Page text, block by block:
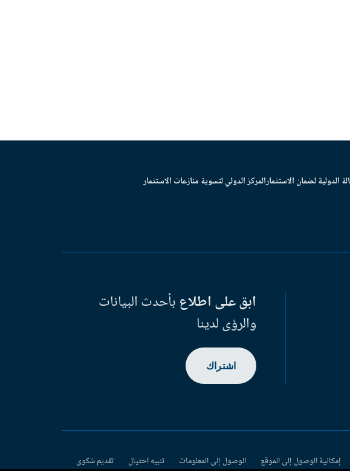
الدولية لضمان الاستثمارالمركز الدولي لتسوية منازعات الاستثمار
ابق على اطلاعبأحدث البيانات
والرؤى لدينا
اشتراك
إمكانية الوصول إلى الموقع الوصول إلى المعلومات تنبيه احتيال تقديم شكوى